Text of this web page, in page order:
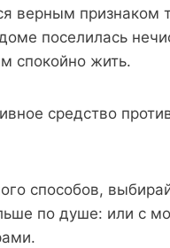
верным признаком
поселилась
спокойно жить.
средство
способов,
по душе: или с